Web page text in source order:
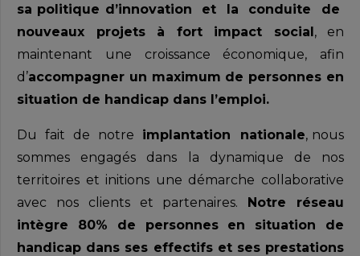
sa politique d’innovation et la conduite de
nouveaux projets à fort impact social, en
maintenant une croissance économique, afin
d’accompagner un maximum de personnes en
situation de handicap dans l’emploi.
Du fait de notre implantation nationale, nous
sommes engagés dans la dynamique de nos
territoires et initions une démarche collaborative
avec nos clients et partenaires. Notre réseau
intègre 80% de personnes en situation de
handicap dans ses effectifs et ses prestations